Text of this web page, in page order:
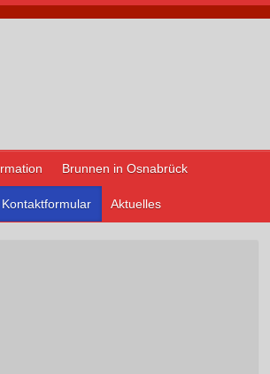
Brunnen in Osnabrück
Kontaktformular Aktuelles